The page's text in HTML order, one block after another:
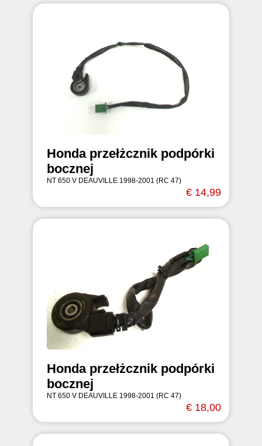
Honda przełżcznik podpórki
bocznej
NT 650 V DEAUVILLE 1998-2001 (RC 47)
€ 14,99
Honda przełżcznik podpórki
bocznej
NT 650 V DEAUVILLE 1998-2001 (RC 47)
€ 18,00